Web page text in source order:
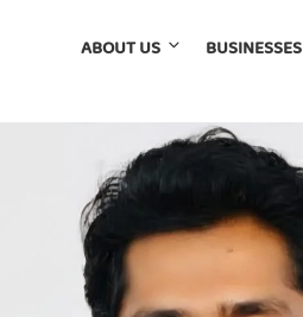
ABOUT US BUSINESSES